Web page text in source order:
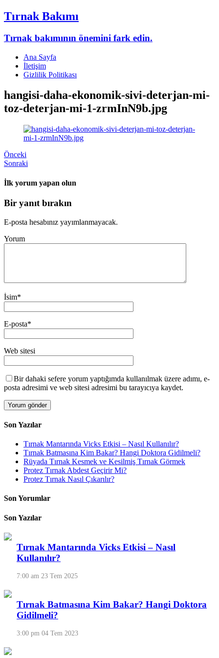
Tırnak Bakımı
Tırnak bakımının önemini fark edin.
Ana Sayfa
İletişim
Gizlilik Politikası
hangisi-daha-ekonomik-sivi-deterjan-mi-
toz-deterjan-mi-1-zrmInN9b.jpg
Önceki
Sonraki
İlk yorum yapan olun
Bir yanıt bırakın
E-posta hesabınız yayımlanmayacak.
Yorum
İsim*
E-posta*
Web sitesi
Bir dahaki sefere yorum yaptığımda kullanılmak üzere adımı, e-
posta adresimi ve web sitesi adresimi bu tarayıcıya kaydet.
Son Yazılar
Tırnak Mantarında Vicks Etkisi – Nasıl Kullanılır?
Tırnak Batmasına Kim Bakar? Hangi Doktora Gidilmeli?
Rüyada Tırnak Kesmek ve Kesilmiş Tırnak Görmek
Protez Tırnak Abdest Geçirir Mi?
Protez Tırnak Nasıl Çıkarılır?
Son Yorumlar
Son Yazılar
Tırnak Mantarında Vicks Etkisi – Nasıl
Kullanılır?
7:00 am 23 Tem 2025
Tırnak Batmasına Kim Bakar? Hangi Doktora
Gidilmeli?
3:00 pm 04 Tem 2023